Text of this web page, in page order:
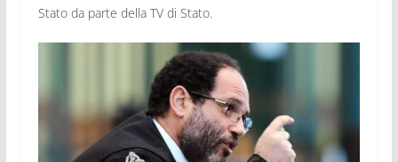
Stato da parte della TV di Stato.